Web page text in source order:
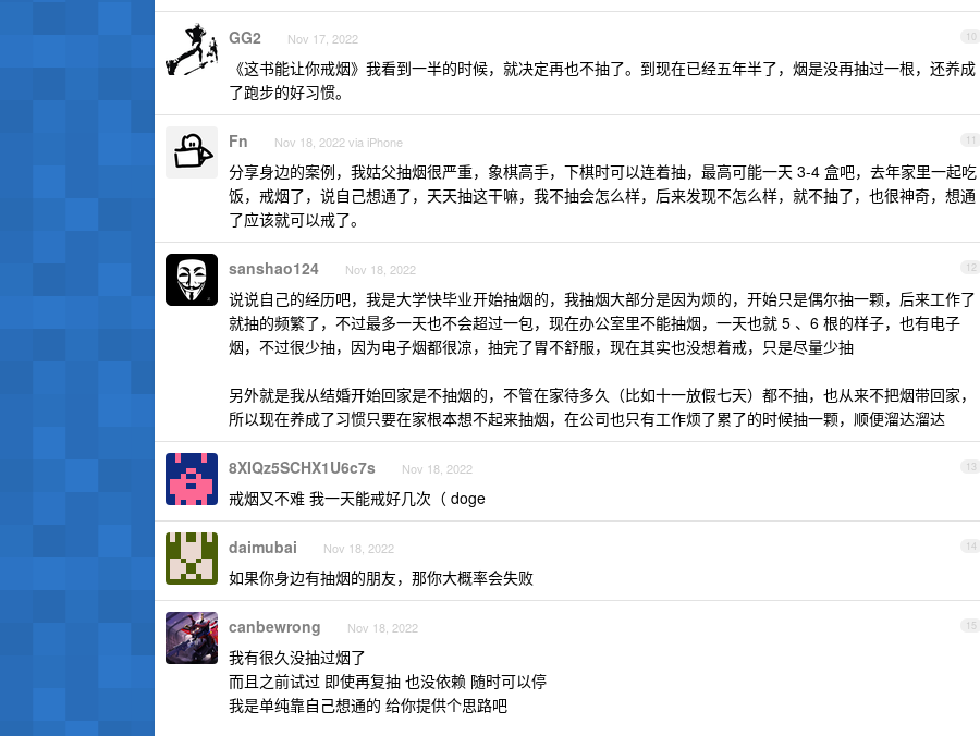
10
GG2 Nov 17, 2022
《这书能让你戒烟》我看到一半的时候，就决定再也不抽了。到现在已经五年半了，烟是没再抽过一根，还养成
了跑步的好习惯。
11
Fn Nov 18, 2022 via iPhone
分享身边的案例，我姑父抽烟很严重，象棋高手，下棋时可以连着抽，最高可能一天 3-4 盒吧，去年家里一起吃
饭，戒烟了，说自己想通了，天天抽这干嘛，我不抽会怎么样，后来发现不怎么样，就不抽了，也很神奇，想通
了应该就可以戒了。
12
sanshao124 Nov 18, 2022
说说自己的经历吧，我是大学快毕业开始抽烟的，我抽烟大部分是因为烦的，开始只是偶尔抽一颗，后来工作了
就抽的频繁了，不过最多一天也不会超过一包，现在办公室里不能抽烟，一天也就 5 、6 根的样子，也有电子
烟，不过很少抽，因为电子烟都很凉，抽完了胃不舒服，现在其实也没想着戒，只是尽量少抽
另外就是我从结婚开始回家是不抽烟的，不管在家待多久（比如十一放假七天）都不抽，也从来不把烟带回家，
所以现在养成了习惯只要在家根本想不起来抽烟，在公司也只有工作烦了累了的时候抽一颗，顺便溜达溜达
13
8XIQz5SCHX1U6c7s Nov 18, 2022
戒烟又不难 我一天能戒好几次（ doge
14
daimubai Nov 18, 2022
如果你身边有抽烟的朋友，那你大概率会失败
15
canbewrong Nov 18, 2022
我有很久没抽过烟了
而且之前试过 即使再复抽 也没依赖 随时可以停
我是单纯靠自己想通的 给你提供个思路吧